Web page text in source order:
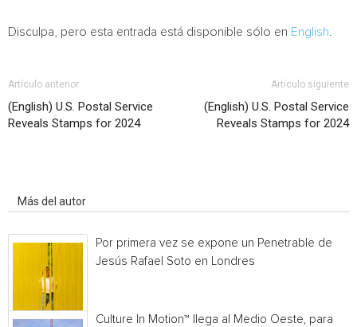
Disculpa, pero esta entrada está disponible sólo en English
Artículo anterior
(English) U.S. Postal Service
Reveals Stamps for 2024
Artículo siguiente
(English) U.S. Postal Service
Reveals Stamps for 2024
Más del autor
Por primera vez se expone un Penetrable de
Jesús Rafael Soto en Londres
Culture In Motion™ llega al Medio Oeste, para